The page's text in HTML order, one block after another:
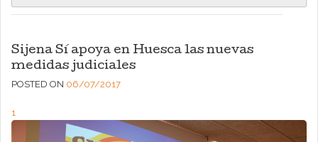
Sijena Sí apoya en Huesca las nuevas
medidas judiciales
POSTED ON 06/07/2017
1